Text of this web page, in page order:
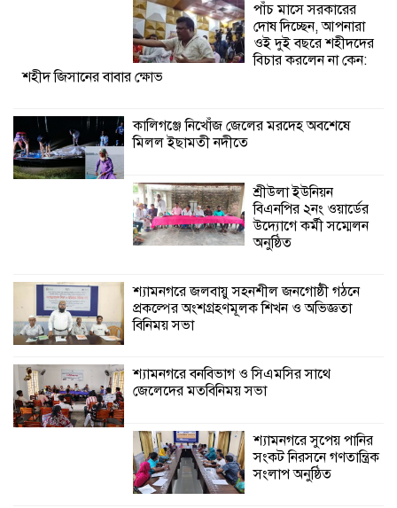
অনুষ্ঠিত
শ্যামনগরে জলবায়ু সহনশীল জনগোষ্ঠী গঠনে
প্রকল্পের অংশগ্রহণমূলক শিখন ও অভিজ্ঞতা
শ্যামনগরে বনবিভাগ ও সিএমসির সাথে
পাঁচ মাসে সরকারের
দোষ দিচ্ছেন, আপনারা
ওই দুই বছরে শহীদদের
বিচার করলেন না কেন:
শহীদ জিসানের বাবার ক্ষোভ
কালিগঞ্জে নিখোঁজ জেলের মরদেহ অবশেষে
মিলল ইছামতী নদীতে
শ্রীউলা ইউনিয়ন
বিএনপির ২নং ওয়ার্ডের
উদ্যোগে কর্মী সম্মেলন
অনুষ্ঠিত
শ্যামনগরে জলবায়ু সহনশীল জনগোষ্ঠী গঠনে
প্রকল্পের অংশগ্রহণমূলক শিখন ও অভিজ্ঞতা
বিনিময় সভা
শ্যামনগরে বনবিভাগ ও সিএমসির সাথে
জেলেদের মতবিনিময় সভা
শ্যামনগরে সুপেয় পানির
সংকট নিরসনে গণতান্ত্রিক
সংলাপ অনুষ্ঠিত